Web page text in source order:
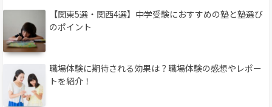
【関東5選・関西4選】中学受験におすすめの塾と塾選び
のポイント
職場体験に期待される効果は？職場体験の感想やレポー
トを紹介！